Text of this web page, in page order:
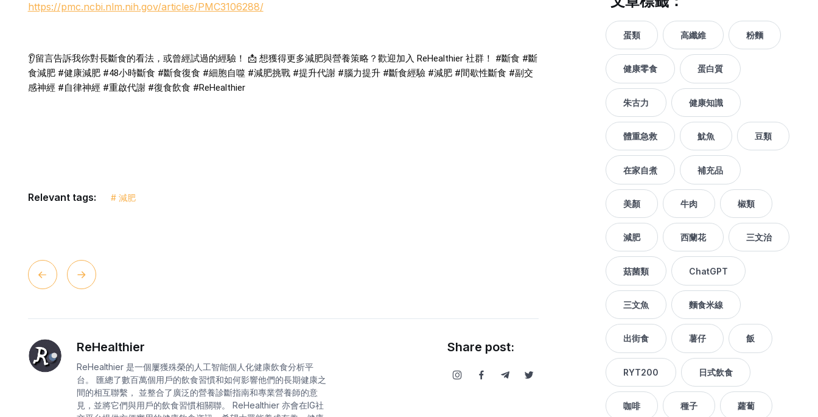
https://pmc.ncbi.nlm.nih.gov/articles/PMC3106288/
👂留言告訴我你對長斷食的看法，或曾經試過的經驗！ 📩 想獲得更多減肥與營養策略？歡迎加入 ReHealthier 社群！ #斷食 #斷
食減肥 #健康減肥 #48小時斷食 #斷食復食 #細胞自噬 #減肥挑戰 #提升代謝 #腦力提升 #斷食經驗 #減肥 #間歇性斷食 #副交
感神經 #自律神經 #重啟代謝 #復食飲食 #ReHealthier
Relevant tags: # 減肥
ReHealthier
ReHealthier 是一個屢獲殊榮的人工智能個人化健康飲食分析平
台。 匯總了數百萬個用戶的飲食習慣和如何影響他們的長期健康之
間的相互聯繫， 並整合了廣泛的營養診斷指南和專業營養師的意
見，並將它們與用戶的飲食習慣相關聯。 ReHealthier 亦會在IG社
Share post:
蛋類 高纖維 粉麵
健康零食 蛋白質
朱古力 健康知識
體重急救 魷魚 豆類
在家自煮 補充品
美顏 牛肉 椒類
減肥 西蘭花 三文治
菇菌類 ChatGPT
三文魚 麵食米線
出街食 薯仔 飯
RYT200 日式飲食
咖啡 種子 蘿蔔